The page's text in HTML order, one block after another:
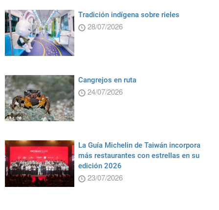
Tradición indígena sobre rieles
28/07/2026
Cangrejos en ruta
24/07/2026
La Guía Michelin de Taiwán incorpora
más restaurantes con estrellas en su
edición 2026
23/07/2026